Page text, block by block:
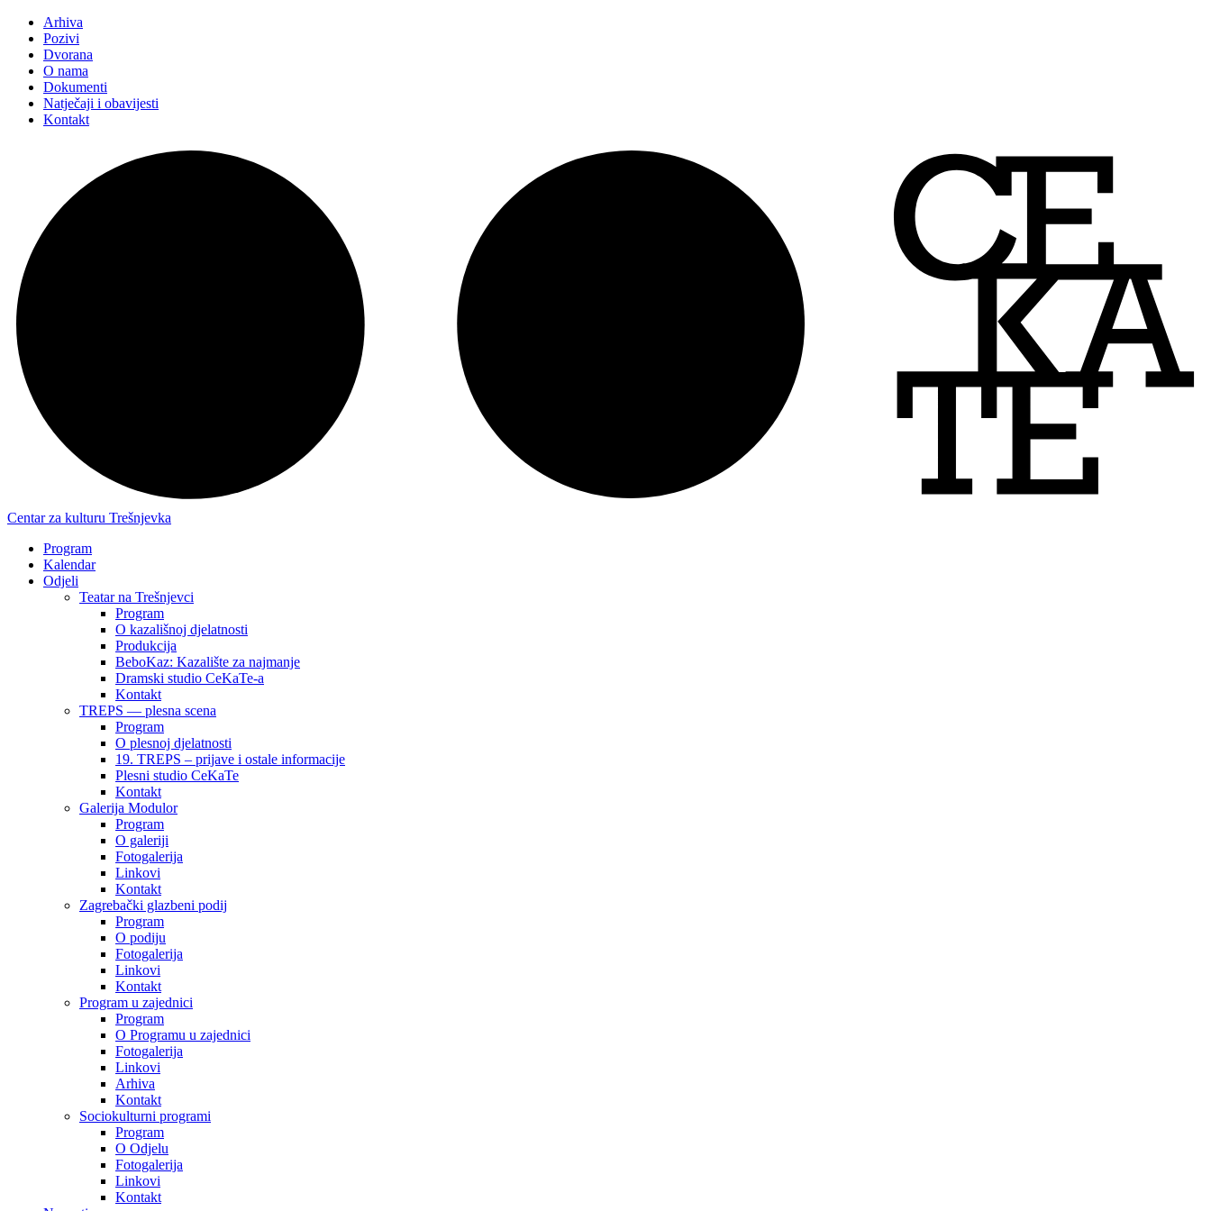
Arhiva
Pozivi
Dvorana
O nama
Dokumenti
Natječaji i obavijesti
Kontakt
Centar za kulturu Trešnjevka
Program
Kalendar
Odjeli
Teatar na Trešnjevci
Program
O kazališnoj djelatnosti
Produkcija
BeboKaz: Kazalište za najmanje
Dramski studio CeKaTe-a
Kontakt
TREPS — plesna scena
Program
O plesnoj djelatnosti
19. TREPS – prijave i ostale informacije
Plesni studio CeKaTe
Kontakt
Galerija Modulor
Program
O galeriji
Fotogalerija
Linkovi
Kontakt
Zagrebački glazbeni podij
Program
O podiju
Fotogalerija
Linkovi
Kontakt
Program u zajednici
Program
O Programu u zajednici
Fotogalerija
Linkovi
Arhiva
Kontakt
Sociokulturni programi
Program
O Odjelu
Fotogalerija
Linkovi
Kontakt